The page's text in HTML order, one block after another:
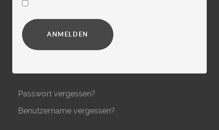
ANMELDEN
Passwort vergessen?
Benutzername vergessen?